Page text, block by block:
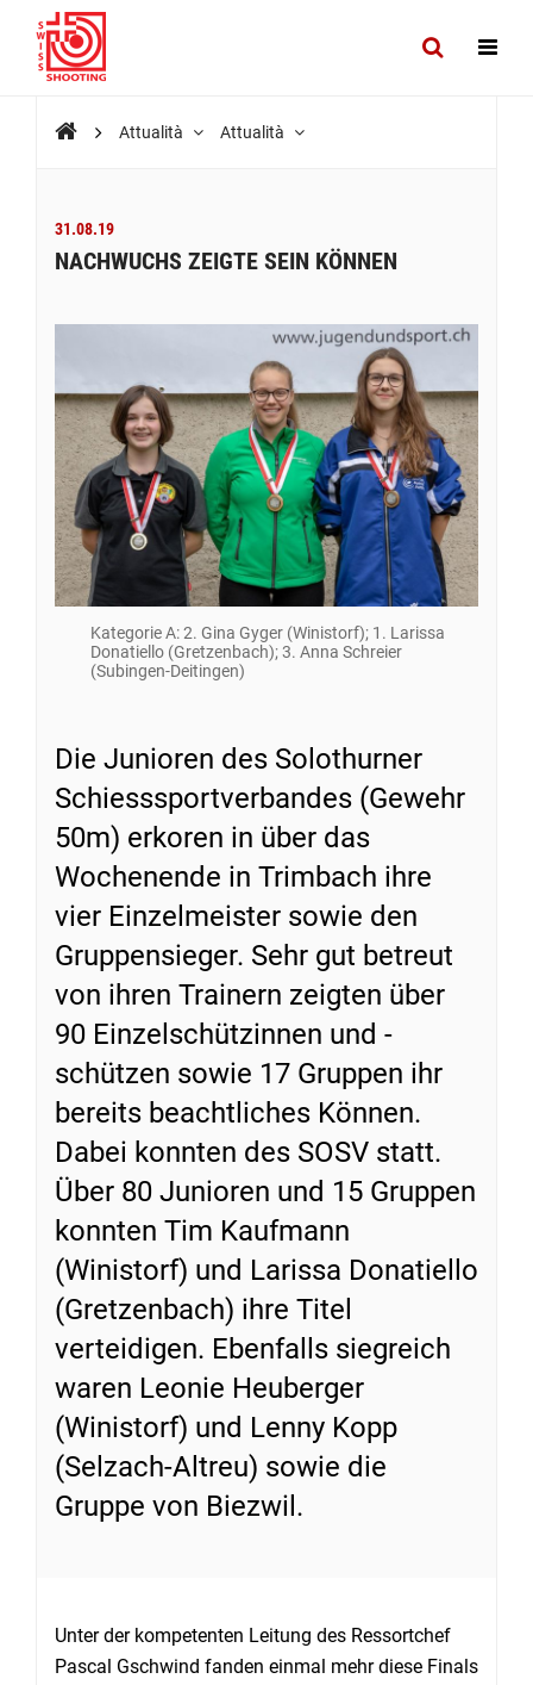
Attualità Attualità
31.08.19
NACHWUCHS ZEIGTE SEIN KÖNNEN
Kategorie A: 2. Gina Gyger (Winistorf); 1. Larissa
Donatiello (Gretzenbach); 3. Anna Schreier
(Subingen-Deitingen)
Die Junioren des Solothurner
Schiesssportverbandes (Gewehr
50m) erkoren in über das
Wochenende in Trimbach ihre
vier Einzelmeister sowie den
Gruppensieger. Sehr gut betreut
von ihren Trainern zeigten über
90 Einzelschützinnen und -
schützen sowie 17 Gruppen ihr
bereits beachtliches Können.
Dabei konnten des SOSV statt.
Über 80 Junioren und 15 Gruppen
konnten Tim Kaufmann
(Winistorf) und Larissa Donatiello
(Gretzenbach) ihre Titel
verteidigen. Ebenfalls siegreich
waren Leonie Heuberger
(Winistorf) und Lenny Kopp
(Selzach-Altreu) sowie die
Gruppe von Biezwil.
Unter der kompetenten Leitung des Ressortchef
Pascal Gschwind fanden einmal mehr diese Finals